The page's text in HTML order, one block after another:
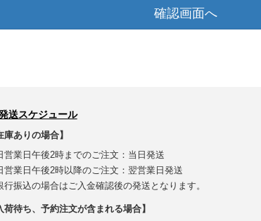
確認画面へ
送スケジュール
庫ありの場合】
営業日午後2時までのご注文：当日発送
営業日午後2時以降のご注文：翌営業日発送
振込の場合はご入金確認後の発送となります。
荷待ち、予約注文が含まれる場合】